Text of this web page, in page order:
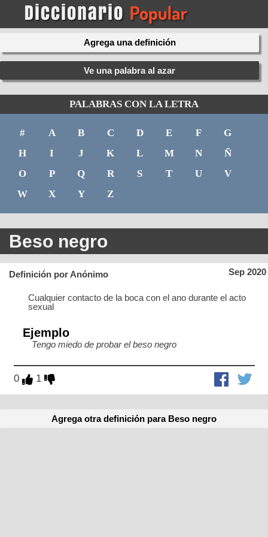
Agrega una definición
Ve una palabra al azar
PALABRAS CON LA LETRA
# A B C D E F
G
H
I J K L M N
Ñ
O
P Q R S T U
V
W
X Y Z
Beso negro
Sep 2020
Definición por Anónimo
Cualquier contacto de la boca con el ano durante el acto
sexual
Ejemplo
Tengo miedo de probar el beso negro
0 1
Agrega otra definición para Beso negro